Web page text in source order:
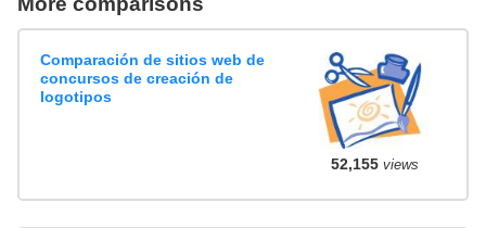
Comparación de sitios web de
concursos de creación de
logotipos
52,155views